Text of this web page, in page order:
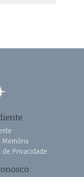
Memória
de Privacidade